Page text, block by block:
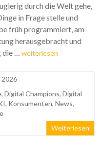
durch die Welt gehe,
in Frage stelle und
früh programmiert, am
herausgebracht und
die …weiterlesen
2026
,Digital Champions,Digital
, Konsumenten,News,
Weiterlesen